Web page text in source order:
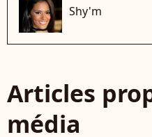
Shy'm
Articles
média